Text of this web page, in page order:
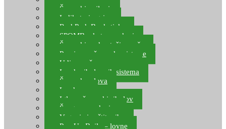
Šaranski najloni
Indikatori ugriza
Rod Pod, Banksticks
SPOMB rakete, markeri
Šaranski podmetači, mreže
Pernice za šaranske sisteme
Udice za šarana, amura
Izrada ribolovnih sistema
Šaranska olova
Leadcore
Igle za šaranski ribolov
Špage, upredenice
Vaganje i zaštita ribe
Pop Up Boile – lovne